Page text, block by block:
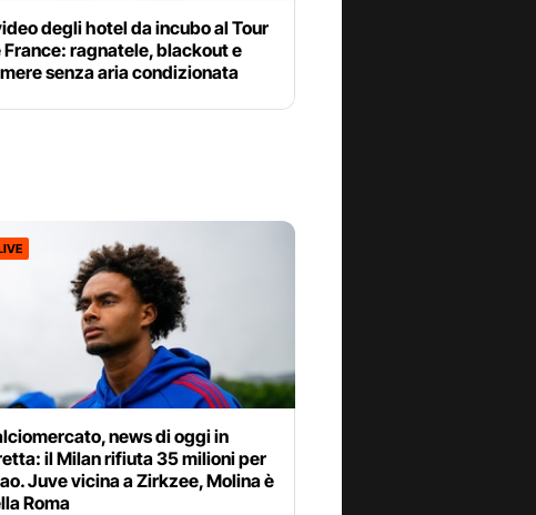
degli hotel da incubo al Tour
France: ragnatele, blackout e
senza aria condizionata
news di oggi in
il Milan rifiuta 35 milioni per
Juve vicina a Zirkzee, Molina è
Roma